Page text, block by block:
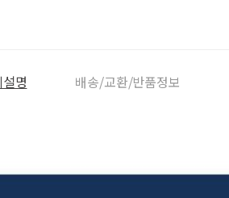
명 배송/교환/반품정보